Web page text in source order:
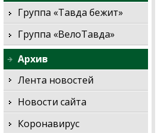
Группа «Тавда бежит»
Группа «ВелоТавда»
Архив
Лента новостей
Новости сайта
Коронавирус